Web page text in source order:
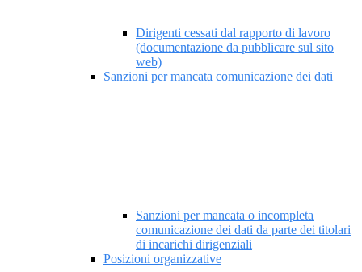
Dirigenti cessati dal rapporto di lavoro
(documentazione da pubblicare sul sito
web)
Sanzioni per mancata comunicazione dei dati
Sanzioni per mancata o incompleta
comunicazione dei dati da parte dei titolari
di incarichi dirigenziali
Posizioni organizzative